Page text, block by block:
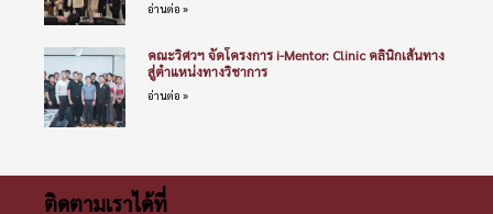
อ่านต่อ »
คณะวิศวฯ จัดโครงการ i-Mentor: Clinic คลินิกเส้นทาง
สู่ตำแหน่งทางวิชาการ
อ่านต่อ »
ติดตามเราได้ที่